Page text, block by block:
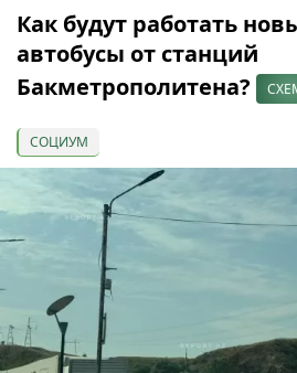
Как будут работать
автобусы от станций
Бакметрополитена?
СОЦИУМ